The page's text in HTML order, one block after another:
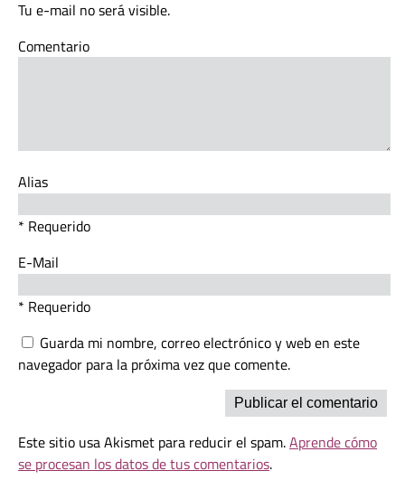
Tu e-mail no será visible.
Comentario
Alias
* Requerido
E-Mail
* Requerido
Guarda mi nombre, correo electrónico y web en este
navegador para la próxima vez que comente.
Este sitio usa Akismet para reducir el spam.Aprende cómo
se procesan los datos de tus comentarios.